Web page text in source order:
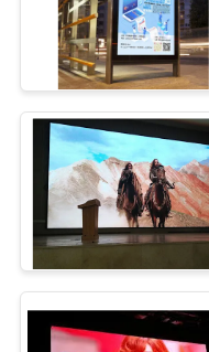
NOUS
NOUVELLES
DEMANDEZ
UNE
CITATION
PLAN